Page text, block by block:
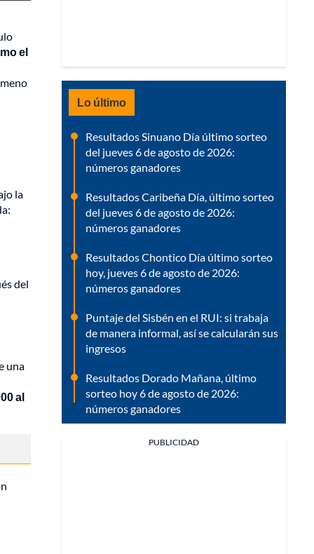
el
la
del
una
al
Lo último
Resultados Sinuano Día último sorteo
del jueves 6 de agosto de 2026:
números ganadores
Resultados Caribeña Día, último sorteo
del jueves 6 de agosto de 2026:
números ganadores
Resultados Chontico Día último sorteo
hoy, jueves 6 de agosto de 2026:
números ganadores
Puntaje del Sisbén en el RUI: si trabaja
de manera informal, así se calcularán sus
ingresos
Resultados Dorado Mañana, último
sorteo hoy 6 de agosto de 2026:
números ganadores
PUBLICIDAD